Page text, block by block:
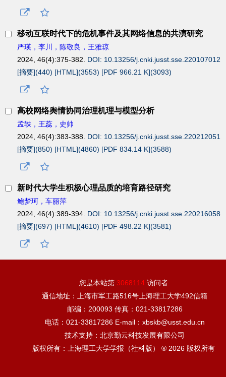
移动互联时代下的危机事件及其网络信息的共演研究
严瑛，李川，陈敬良，王雅琼
2024, 46(4):375-382. DOI: 10.13256/j.cnki.jusst.sse.220107012
[摘要](440) [HTML](3553) [PDF 966.21 K](3093)
高校网络舆情协同治理机理与模型分析
孟轶，王蕊，史帅
2024, 46(4):383-388. DOI: 10.13256/j.cnki.jusst.sse.220212051
[摘要](850) [HTML](4860) [PDF 834.14 K](3588)
新时代大学生积极心理品质的培育路径研究
鲍梦珂，车丽萍
2024, 46(4):389-394. DOI: 10.13256/j.cnki.jusst.sse.220216058
[摘要](697) [HTML](4610) [PDF 498.22 K](3581)
您是本站第3068114 访问者
通信地址：上海市军工路516号上海理工大学492信箱
邮编：200093 传真：021-33817286
电话：021-33817286 E-mail：xbskb@usst.edu.cn
技术支持：北京勤云科技发展有限公司
版权所有：上海理工大学学报（社科版） ® 2026 版权所有